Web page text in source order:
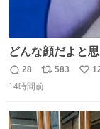
どんな顔だよと
返
信
28
リ
ポ
ト
583
い
数
14時間前